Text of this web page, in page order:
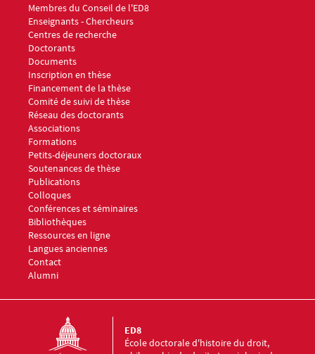
Menu footer ED8 1
Membres du Conseil de l'ED8
Enseignants - Chercheurs
Centres de recherche
Doctorants
Documents
Menu footer ED8 2
Inscription en thèse
Financement de la thèse
Comité de suivi de thèse
Réseau des doctorants
Associations
Menu footer ED8 3
Formations
Petits-déjeuners doctoraux
Soutenances de thèse
Publications
Colloques
Conférences et séminaires
Menu footer ED8 4
Bibliothèques
Ressources en ligne
Langues anciennes
Menu footer ED8 5
Contact
Alumni
École doctorale d'histoire du droit,
ED8